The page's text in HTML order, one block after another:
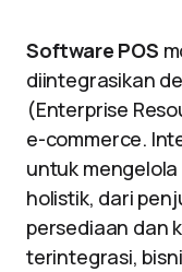
Software POS
diintegrasikan
(Enterprise
e-commerce.
untuk
holistik, dari
persediaan dan
terintegrasi,